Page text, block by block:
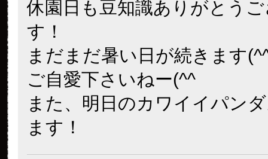
休園日も豆知識ありがとう
す！
まだまだ暑い日が続きます
ご自愛下さいねー(^^
また、明日のカワイイパン
ます！